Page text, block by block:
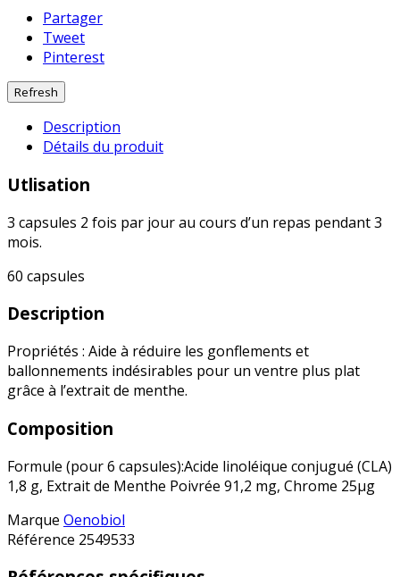
Partager
Tweet
Pinterest
Description
Détails du produit
Utlisation
3 capsules 2 fois par jour au cours d’un repas pendant 3
mois.
60 capsules
Description
Propriétés : Aide à réduire les gonflements et
ballonnements indésirables pour un ventre plus plat
grâce à l’extrait de menthe.
Composition
Formule (pour 6 capsules):Acide linoléique conjugué (CLA)
1,8 g, Extrait de Menthe Poivrée 91,2 mg, Chrome 25µg
Marque Oenobiol
Référence 2549533